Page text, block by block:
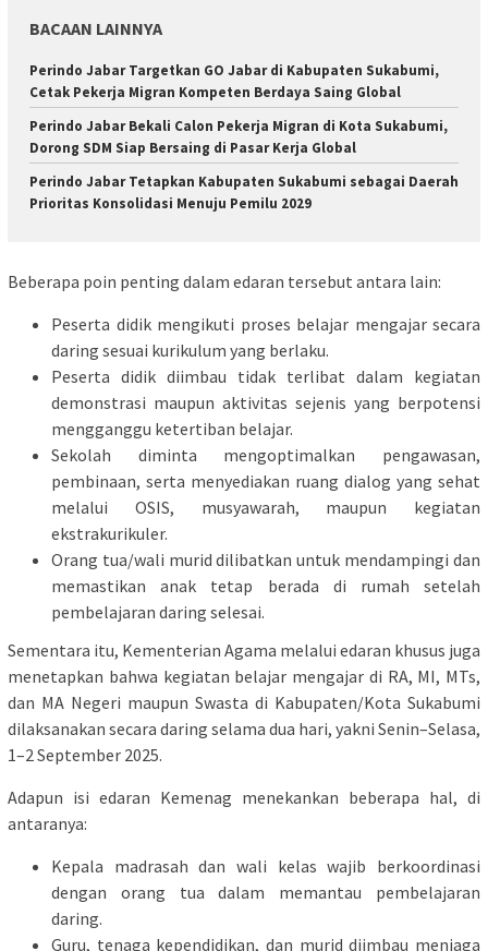
BACAAN LAINNYA
Perindo Jabar Targetkan GO Jabar di Kabupaten Sukabumi,
Cetak Pekerja Migran Kompeten Berdaya Saing Global
Perindo Jabar Bekali Calon Pekerja Migran di Kota Sukabumi,
Dorong SDM Siap Bersaing di Pasar Kerja Global
Perindo Jabar Tetapkan Kabupaten Sukabumi sebagai Daerah
Prioritas Konsolidasi Menuju Pemilu 2029
Beberapa poin penting dalam edaran tersebut antara lain:
Peserta didik mengikuti proses belajar mengajar secara
daring sesuai kurikulum yang berlaku.
Peserta didik diimbau tidak terlibat dalam kegiatan
demonstrasi maupun aktivitas sejenis yang berpotensi
mengganggu ketertiban belajar.
Sekolah diminta mengoptimalkan pengawasan,
pembinaan, serta menyediakan ruang dialog yang sehat
melalui OSIS, musyawarah, maupun kegiatan
ekstrakurikuler.
Orang tua/wali murid dilibatkan untuk mendampingi dan
memastikan anak tetap berada di rumah setelah
pembelajaran daring selesai.
Sementara itu, Kementerian Agama melalui edaran khusus juga
menetapkan bahwa kegiatan belajar mengajar di RA, MI, MTs,
dan MA Negeri maupun Swasta di Kabupaten/Kota Sukabumi
dilaksanakan secara daring selama dua hari, yakni Senin–Selasa,
1–2 September 2025.
Adapun isi edaran Kemenag menekankan beberapa hal, di
antaranya:
Kepala madrasah dan wali kelas wajib berkoordinasi
dengan orang tua dalam memantau pembelajaran
daring.
Guru, tenaga kependidikan, dan murid diimbau menjaga